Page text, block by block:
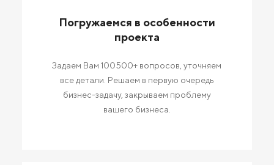
Погружаемся в особенности
проекта
Задаем Вам 100500+ вопросов, уточняем
все детали. Решаем в первую очередь
бизнес-задачу, закрываем проблему
вашего бизнеса.